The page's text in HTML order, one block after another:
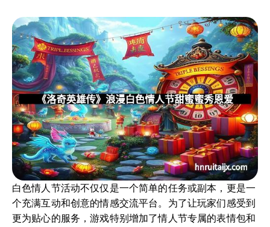
白色情人节活动不仅仅是一个简单的任务或副本，更是一
个充满互动和创意的情感交流平台。为了让玩家们感受到
更为贴心的服务，游戏特别增加了情人节专属的表情包和